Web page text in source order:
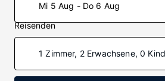
Mi 5 Aug - Do 6 Aug
Reisenden
1 Zimmer, 2 Erwachsene, 0